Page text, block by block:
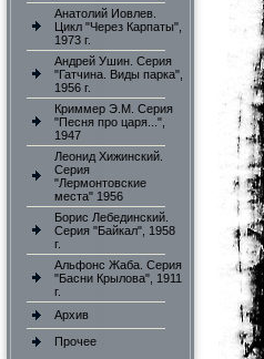
Анатолий Иовлев.
Цикл "Через Карпаты",
1973 г.
Андрей Ушин. Серия
"Гатчина. Виды парка",
1956 г.
Криммер Э.М. Серия
"Песня про царя...",
1947
Леонид Хижинский.
Серия
"Лермонтовские
места" 1956
Борис Лебединский.
Серия "Байкал", 1958
г.
Альфонс Жаба. Серия
"Басни Крылова", 1911
г.
Архив
Прочее